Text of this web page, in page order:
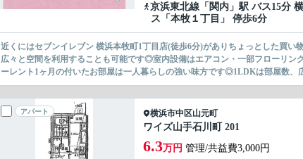
京浜東北線 「 関内 」駅 バス15分
ス「本牧１丁目」 停歩6分
近くにはセブンイレブン 横浜本牧町1丁目店(徒歩6分)がありちょっとした買
広々と空間を利用することも可能です◎室内設備はエアコン・一部フローリ
ーレント1ヶ月の付いたお部屋は一人暮らしの強い味方です◎1LDKは部屋数
アパート 横浜市中区山元町
ワイズ山手石川町 201
6.3万円 管理/共益費3,000円